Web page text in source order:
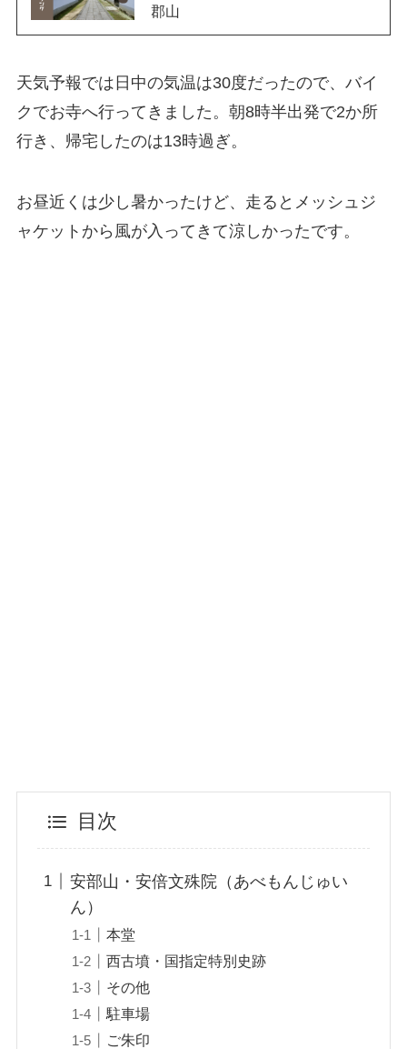
郡山
天気予報では日中の気温は30度だったので、バイ
クでお寺へ行ってきました。朝8時半出発で2か所
行き、帰宅したのは13時過ぎ。
お昼近くは少し暑かったけど、走るとメッシュジ
ャケットから風が入ってきて涼しかったです。
目次
安部山・安倍文殊院（あべもんじゅい
ん）
本堂
西古墳・国指定特別史跡
その他
駐車場
ご朱印